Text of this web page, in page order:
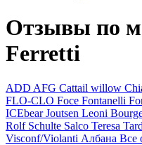
Отзывы по
Ferretti
ADD AFG Cattail willow
FLO-CLO Foce Fontanelli
ICEbearJoutsen Leoni
Rolf Schulte Salco Teresa
Visconf/Violanti Албана Все